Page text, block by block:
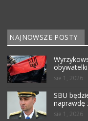
NAJNOWSZE POSTY
sie 1, 2026
SBU
naprawdę
sie 1, 2026